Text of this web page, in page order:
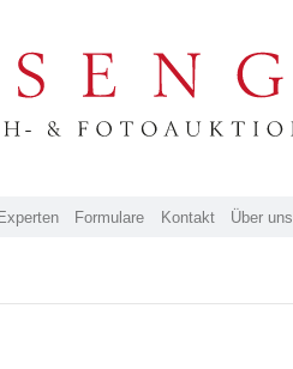
Formulare Kontakt Über uns